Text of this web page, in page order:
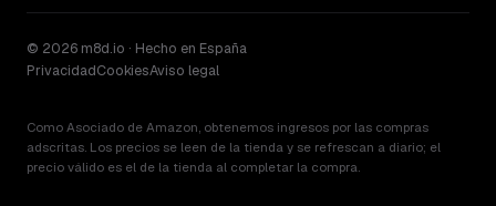
© 2026 m8d.io · Hecho en España
PrivacidadCookiesAviso legal
Como Asociado de Amazon, obtenemos ingresos por las compras
adscritas. Los precios se leen de la tienda y se refrescan a diario; el
precio válido es el de la tienda al completar la compra.